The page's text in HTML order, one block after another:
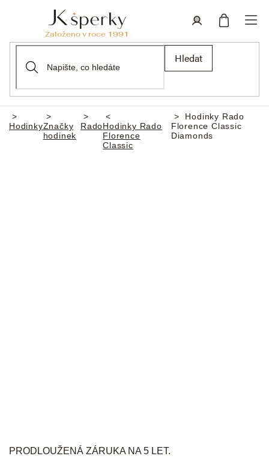
Hledat
Domů
HodinkyZnačky
hodinek
RadoHodinky Rado
Florence
Classic
Hodinky Rado
Florence Classic
Diamonds
PRODLOUŽENÁ ZÁRUKA NA 5 LET.